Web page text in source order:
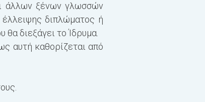
άλλων ξένων γλωσσών
διπλώματος ή
θα διεξάγει το Ίδρυμα.
αυτή καθορίζεται από